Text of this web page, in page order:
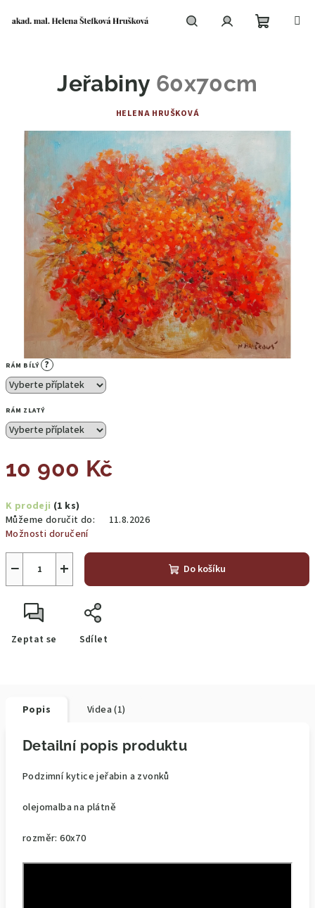
RÁM BÍLÝ ?
RÁM ZLATÝ
10 900 Kč
cena:
K prodeji (1 ks)
Můžeme doručit do:
11.8.2026
Možnosti doručení
+
− Do košíku
Zeptat se Sdílet
Jeřabiny 60x70cm
HELENA HRUŠKOVÁ
Popis Videa (1)
Detailní popis produktu
Podzimní kytice jeřabin a zvonků
olejomalba na plátně
rozměr: 60x70